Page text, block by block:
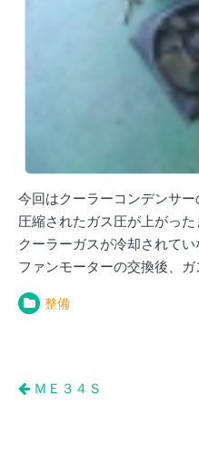
今回はクーラーコンデンサー
圧縮されたガス圧が上がった
クーラーガスが冷却されてい
ファンモーターの交換後、ガ
整備
投ＭＥ３４Ｓ